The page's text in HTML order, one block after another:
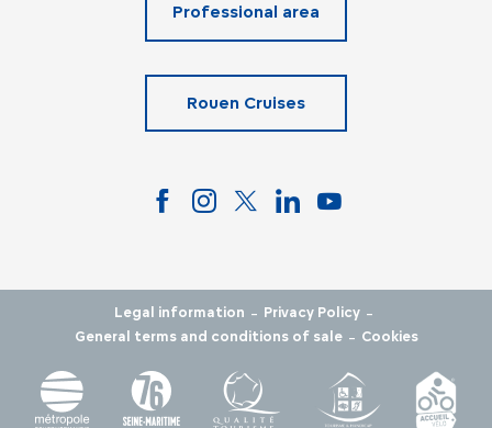
Professional area
Rouen Cruises
Legal information - Privacy Policy -
General terms and conditions of sale - Cookies